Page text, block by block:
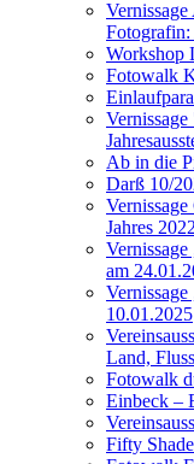
Fotografin:
Workshop
Fotowalk
Ab in die
Darß 10/
Jahres
am
10.01.2025
Land,
Fotowalk
Einbeck –
Fifty